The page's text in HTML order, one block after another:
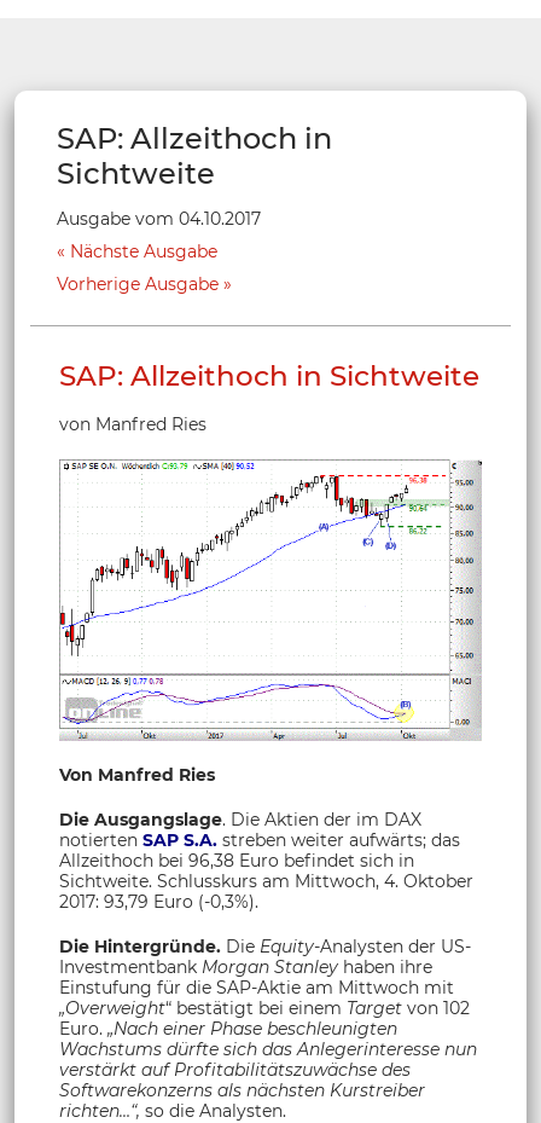
SAP: Allzeithoch in
Sichtweite
Ausgabe vom 04.10.2017
Nächste Ausgabe
Vorherige Ausgabe
SAP: Allzeithoch in Sichtweite
von Manfred Ries
Von Manfred Ries
Die Ausgangslage. Die Aktien der im DAX
notierten SAP S.A. streben weiter aufwärts; das
Allzeithoch bei 96,38 Euro befindet sich in
Sichtweite. Schlusskurs am Mittwoch, 4. Oktober
2017: 93,79 Euro (-0,3%).
Die Hintergründe. Die Equity-Analysten der US-
Investmentbank Morgan Stanley haben ihre
Einstufung für die SAP-Aktie am Mittwoch mit
„Overweight“ bestätigt bei einem Target von 102
Euro. „Nach einer Phase beschleunigten
Wachstums dürfte sich das Anlegerinteresse nun
verstärkt auf Profitabilitätszuwächse des
Softwarekonzerns als nächsten Kurstreiber
richten…“, so die Analysten.